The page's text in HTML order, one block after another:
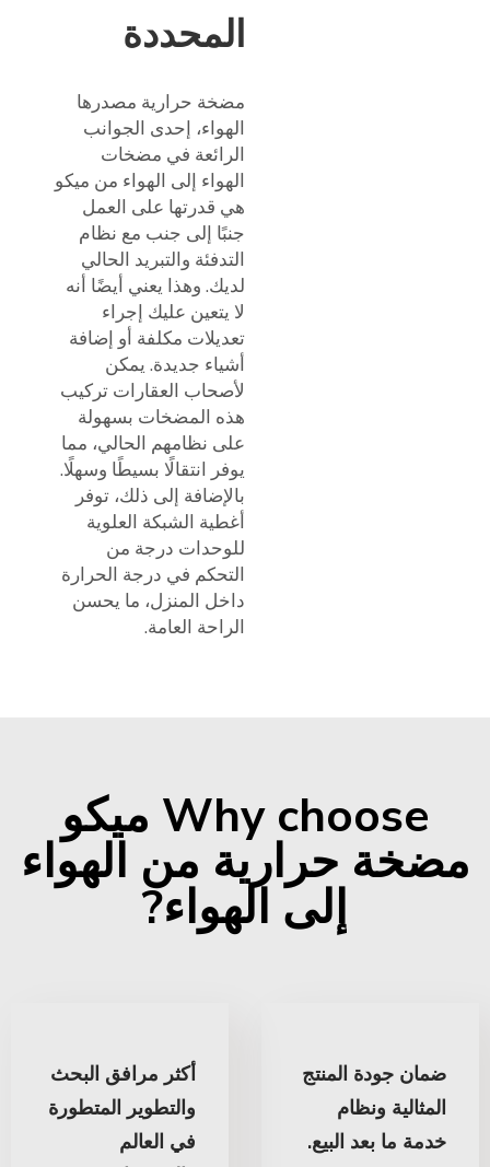
المحددة
مضخة حرارية مصدرها
الهواء، إحدى الجوانب
الرائعة في مضخات
الهواء إلى الهواء من ميكو
هي قدرتها على العمل
جنبًا إلى جنب مع نظام
التدفئة والتبريد الحالي
لديك. وهذا يعني أيضًا أنه
لا يتعين عليك إجراء
تعديلات مكلفة أو إضافة
أشياء جديدة. يمكن
لأصحاب العقارات تركيب
هذه المضخات بسهولة
على نظامهم الحالي، مما
يوفر انتقالًا بسيطًا وسهلًا.
بالإضافة إلى ذلك، توفر
أغطية الشبكة العلوية
للوحدات درجة من
التحكم في درجة الحرارة
داخل المنزل، ما يحسن
الراحة العامة.
Why choose ميكو
مضخة حرارية من الهواء
إلى الهواء?
ضمان جودة المنتج
المثالية ونظام
خدمة ما بعد البيع.
أكثر مرافق البحث
والتطوير المتطورة
في العالم